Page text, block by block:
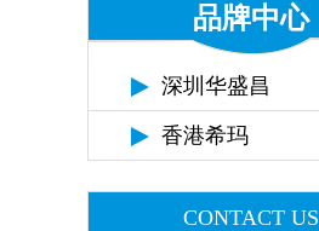
品牌中心
深圳华盛昌
香港希玛
CONTACT US